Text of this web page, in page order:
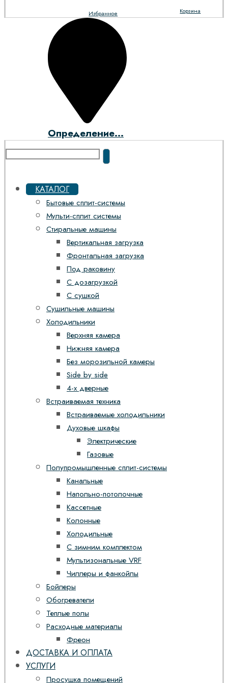
Корзина
Избранное
Определение...
КАТАЛОГ
Бытовые сплит-системы
Мульти-сплит системы
Стиральные машины
Вертикальная загрузка
Фронтальная загрузка
Под раковину
С дозагрузкой
С сушкой
Сушильные машины
Холодильники
Верхняя камера
Нижняя камера
Без морозильной камеры
Side by side
4-х дверные
Встраиваемая техника
Встраиваемые холодильники
Духовые шкафы
Электрические
Газовые
Полупромышленные сплит-системы
Канальные
Напольно-потолочные
Кассетные
Колонные
Холодильные
С зимним комплектом
Мультизональные VRF
Чиллеры и фанкойлы
Бойлеры
Обогреватели
Теплые полы
Расходные материалы
Фреон
ДОСТАВКА И ОПЛАТА
УСЛУГИ
Просушка помещений